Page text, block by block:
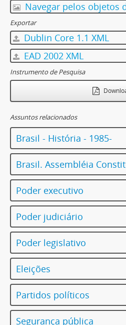
Navegar pelos objetos
Exportar
Dublin Core 1.1 XML
EAD 2002 XML
Instrumento de Pesquisa
Assuntos relacionados
Brasil - História - 1985-
Brasil. Assembléia
Poder executivo
Poder judiciário
Poder legislativo
Eleições
Partidos políticos
Segurança pública